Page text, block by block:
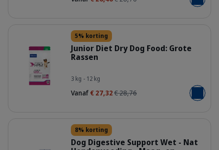
Voeg
5% korting
Junior Diet Dry Dog Food: Grote
Rassen
3 kg - 12 kg
Vanaf € 27,32€ 28,76 Voeg
8% korting
Dog Digestive Support Wet - Nat